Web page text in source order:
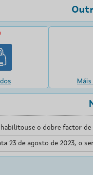
o dobre factor
23 de agosto de 2023, o